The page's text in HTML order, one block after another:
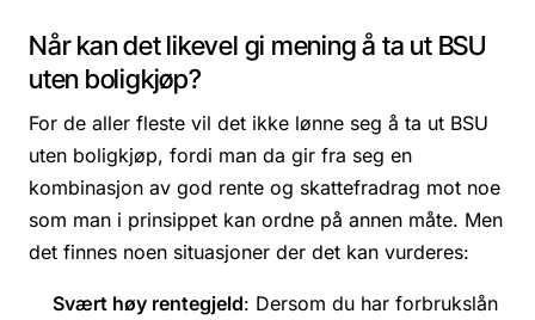
Når kan det likevel gi mening å ta ut BSU
uten boligkjøp?
For de aller fleste vil det ikke lønne seg å ta ut BSU
uten boligkjøp, fordi man da gir fra seg en
kombinasjon av god rente og skattefradrag mot noe
som man i prinsippet kan ordne på annen måte. Men
det finnes noen situasjoner der det kan vurderes:
Svært høy rentegjeld: Dersom du har forbrukslån